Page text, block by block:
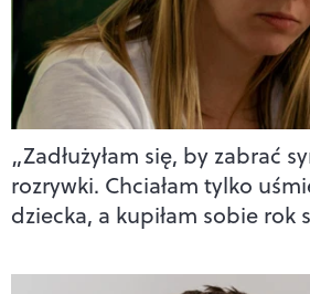
„Zadłużyłam się, by zabrać
rozrywki. Chciałam tylko
dziecka, a kupiłam sobie rok